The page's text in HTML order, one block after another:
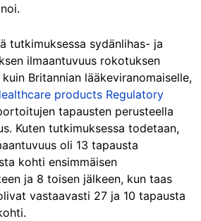
tutkimuksessa sydänlihas- ja
ilmaantuvuus rokotuksen
Britannian lääkeviranomaiselle,
products Regulatory
tapausten perusteella
Kuten tutkimuksessa todetaan,
oli 13 tapausta
kohti ensimmäisen
ja 8 toisen jälkeen, kun taas
vastaavasti 27 ja 10 tapausta